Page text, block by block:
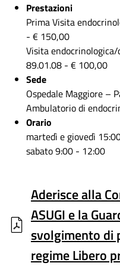
Prestazioni
Prima Visita
- € 150,00
Visita
89.01.08 - € 100,00
Sede
Ospedale Maggiore –
Ambulatorio di
Orario
martedì e giovedì
sabato 9:00 - 12:00
Aderisce alla
ASUGI e la
svolgimento di
regime Libero